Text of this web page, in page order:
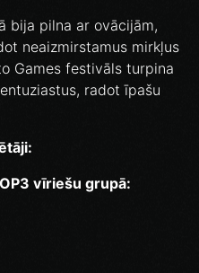
bija pilna ar ovācijām,
neaizmirstamus mirkļus
Games festivāls turpina
radot īpašu
vīriešu grupā: